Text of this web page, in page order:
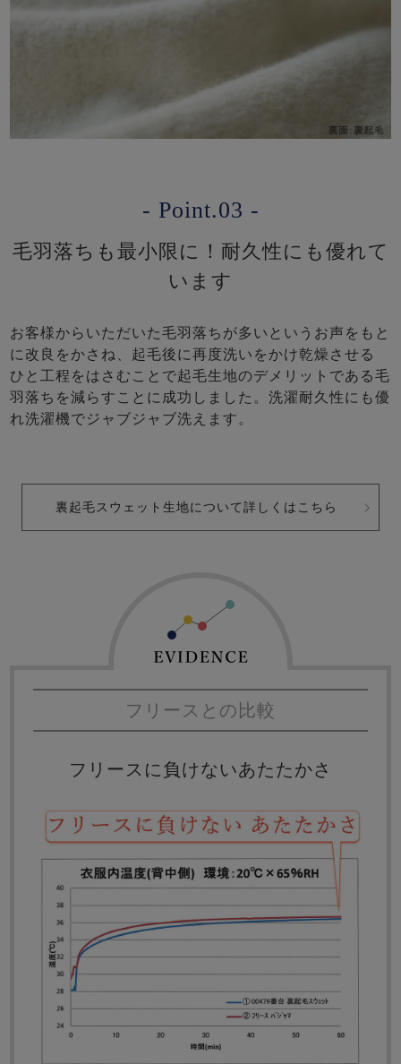
- Point.03 -
毛羽落ちも最小限に！耐久性にも優れて
います
お客様からいただいた毛羽落ちが多いというお声をもと
に改良をかさね、起毛後に再度洗いをかけ乾燥させる
ひと工程をはさむことで起毛生地のデメリットである毛
羽落ちを減らすことに成功しました。洗濯耐久性にも優
れ洗濯機でジャブジャブ洗えます。
裏起毛スウェット生地について詳しくはこちら
フリースとの比較
フリースに負けないあたたかさ